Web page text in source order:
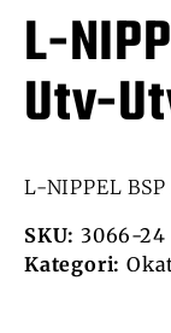
L-
Utv-
L-NIPPEL
SKU: 3066-24
Kategori: